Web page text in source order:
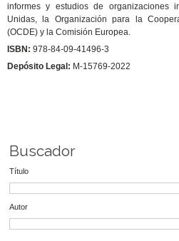
informes y estudios de organizaciones
Unidas, la Organización para la
(OCDE) y la Comisión Europea.
ISBN: 978-84-09-41496-3
Depósito Legal: M-15769-2022
Buscador
Título
Autor